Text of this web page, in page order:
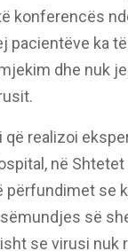
konferencës
pacientëve ka
dhe nuk
që realizoi
në
përfundimet se
së
se virusi nuk